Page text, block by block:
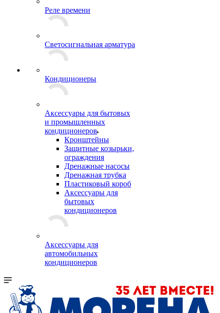
Реле времени
Светосигнальная арматура
Кондиционеры
Аксессуары для бытовых
и промышленных
кондиционеров
Кронштейны
Защитные козырьки,
ограждения
Дренажные насосы
Дренажная трубка
Пластиковый короб
Аксессуары для
бытовых
кондиционеров
Аксессуары для
автомобильных
кондиционеров